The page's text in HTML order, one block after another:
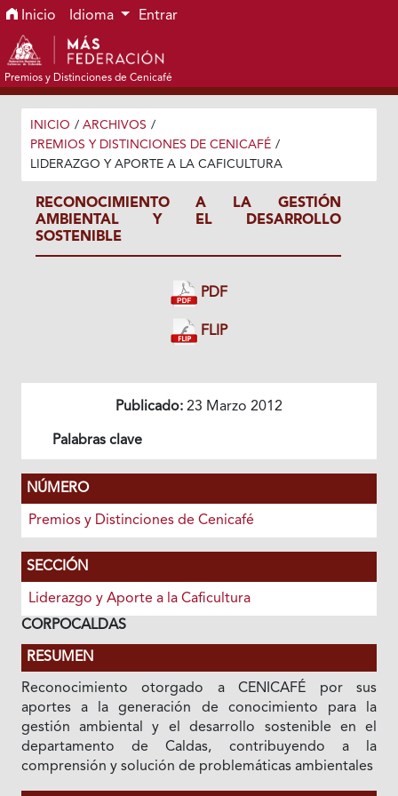
Ir al menú de navegación principal
Ir al contenido principal
Ir al pie de página del sitio
Inicio Idioma Entrar
Premios y Distinciones de Cenicafé
INICIO / ARCHIVOS /
PREMIOS Y DISTINCIONES DE CENICAFÉ /
LIDERAZGO Y APORTE A LA CAFICULTURA
RECONOCIMIENTO A LA GESTIÓN
AMBIENTAL Y EL DESARROLLO
SOSTENIBLE
PDF
FLIP
Publicado: 23 Marzo 2012
Palabras clave
NÚMERO
Premios y Distinciones de Cenicafé
SECCIÓN
Liderazgo y Aporte a la Caficultura
CORPOCALDAS
RESUMEN
Reconocimiento otorgado a CENICAFÉ por sus
aportes a la generación de conocimiento para la
gestión ambiental y el desarrollo sostenible en el
departamento de Caldas, contribuyendo a la
comprensión y solución de problemáticas ambientales